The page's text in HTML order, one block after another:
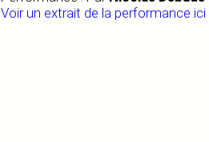
Voir un extrait de la performance ici